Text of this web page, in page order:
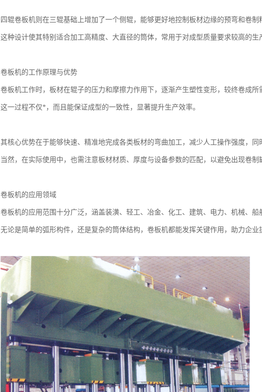
四辊卷板机则在三辊基础上增加了一个侧辊，能够更好地控制板材边缘的预弯和卷制
这种设计使其特别适合加工高精度、大直径的筒体，常用于对成型质量要求较高的生
卷板机的工作原理与优势
卷板机工作时，板材在辊子的压力和摩擦力作用下，逐渐产生塑性变形，较终卷成所
这一过程不仅*，而且能保证成型的一致性，显著提升生产效率。
其核心优势在于能够快速、精准地完成各类板材的弯曲加工，减少人工操作强度，
当然，在实际使用中，也需注意板材材质、厚度与设备参数的匹配，以避免出现卷制
卷板机的应用领域
卷板机的应用范围十分广泛，涵盖装潢、轻工、冶金、化工、建筑、电力、机械、
无论是简单的弧形构件，还是复杂的筒体结构，卷板机都能发挥关键作用，助力企